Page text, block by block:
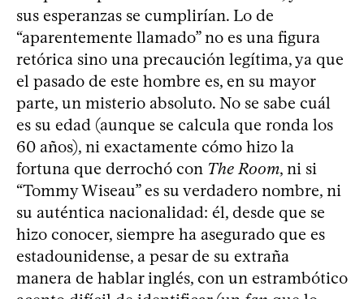
sus esperanzas se cumplirían. Lo de
“aparentemente llamado” no es una figura
retórica sino una precaución legítima, ya que
el pasado de este hombre es, en su mayor
parte, un misterio absoluto. No se sabe cuál
es su edad (aunque se calcula que ronda los
60 años), ni exactamente cómo hizo la
fortuna que derrochó con The Room, ni si
“Tommy Wiseau” es su verdadero nombre, ni
su auténtica nacionalidad: él, desde que se
hizo conocer, siempre ha asegurado que es
estadounidense, a pesar de su extraña
manera de hablar inglés, con un estrambótico